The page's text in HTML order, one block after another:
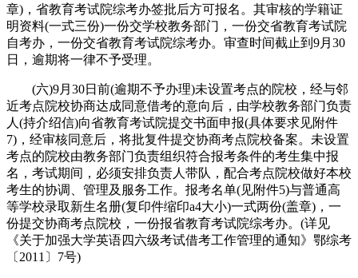
章)，省教育考试院综考办签批后方可报名。其审核的学籍证
明资料(一式三份)一份交学校教务部门，一份交省教育考试院
自考办，一份交省教育考试院综考办。审查时间截止到9月30
日，逾期将一律不予受理。
(六)9月30日前(逾期不予办理)未设置考点的院校，经与邻
近考点院校协商达成同意借考的意向后，由学校教务部门负责
人(持介绍信)向省教育考试院提交书面申报(具体要求见附件
7)，经审核同意后，将批复件提交协商考点院校备案。未设置
考点的院校由教务部门负责组织符合报考条件的考生集中报
名，考试期间，必须安排负责人带队，配合考点院校做好本校
考生的协调、管理及服务工作。报考名单(见附件5)与普通高
等学校录取新生名册(复印件缩印a4大小)一式两份(盖章)，一
份提交协商考点院校，一份报省教育考试院综考办。(详见
《关于加强大学英语四六级考试借考工作管理的通知》鄂综考
〔2011〕7号)